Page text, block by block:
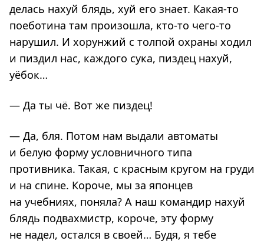
делась нахуй блядь, хуй его знает. Какая-то
поеботина там произошла, кто-то чего-то
нарушил. И хорунжий с толпой охраны ходил
и пиздил нас, каждого сука, пиздец нахуй,
уёбок…
— Да ты чё. Вот же пиздец!
— Да, бля. Потом нам выдали автоматы
и белую форму условничного типа
противника. Такая, с красным кругом на груди
и на спине. Короче, мы за японцев
на учебниях, поняла? А наш командир нахуй
блядь подвахмистр, короче, эту форму
не надел, остался в своей… Будя, я тебе